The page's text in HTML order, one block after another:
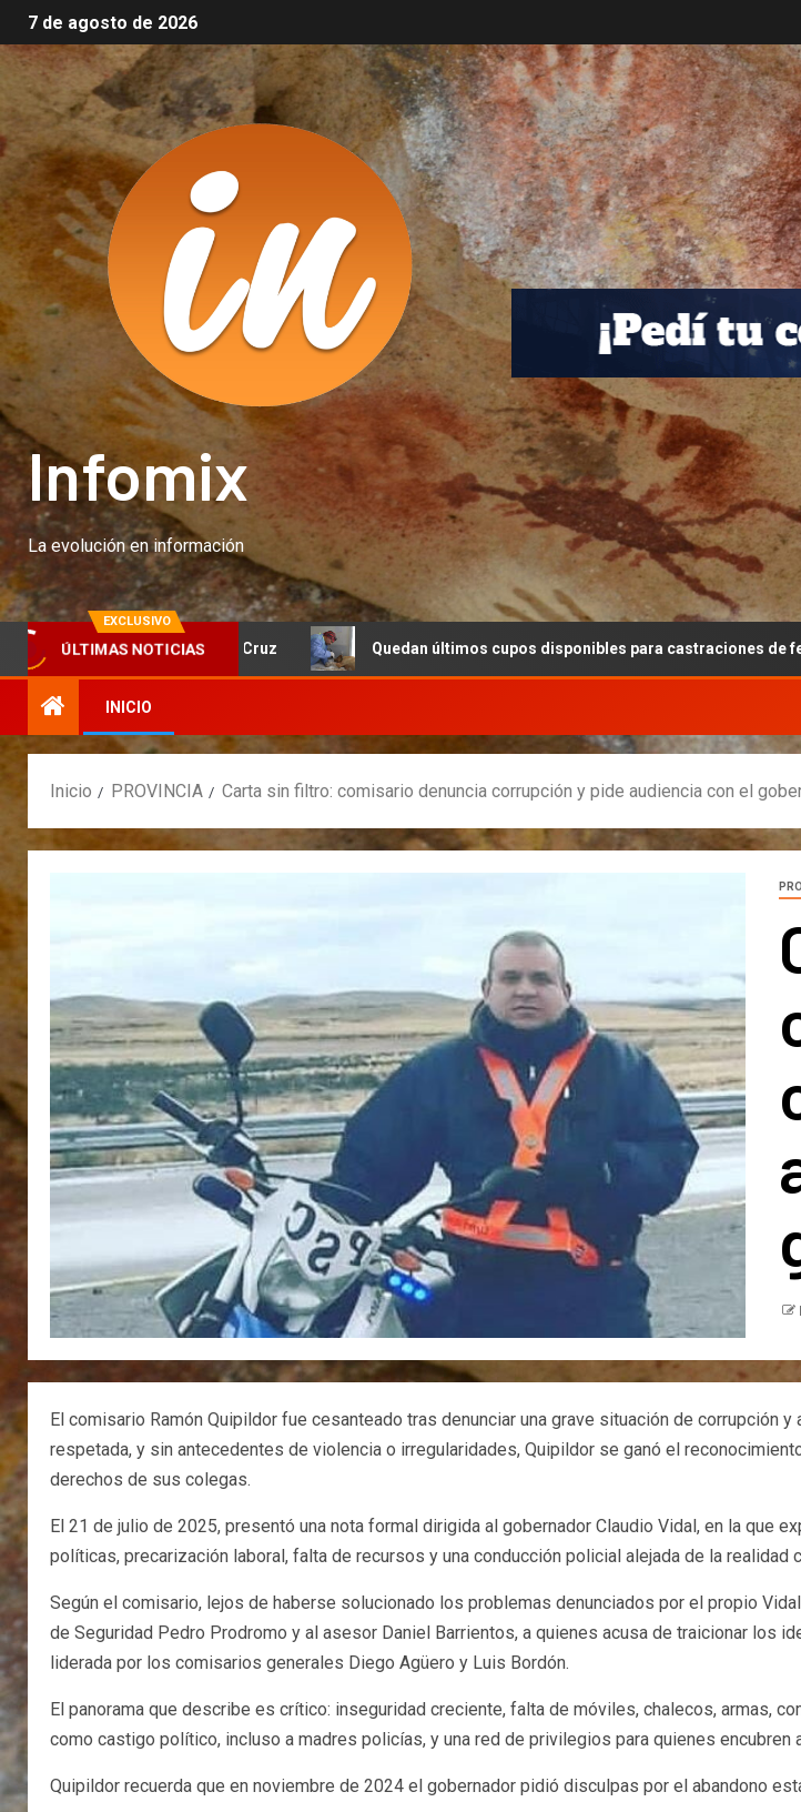
7 de agosto de 2026
Infomix
La evolución en información
EXCLUSIVO
ÚLTIMAS NOTICIAS
Banco Santa Cruz Quedan últimos cupos disponibles para castraciones de felinos y
INICIO
Inicio PROVINCIA Carta sin filtro: comisario denuncia corrupción y pide audiencia con el
El comisario Ramón Quipildor fue cesanteado tras denunciar una grave situación de corrupción
respetada, y sin antecedentes de violencia o irregularidades, Quipildor se ganó el
derechos de sus colegas.
El 21 de julio de 2025, presentó una nota formal dirigida al gobernador Claudio Vidal, en la
políticas, precarización laboral, falta de recursos y una conducción policial alejada de la realidad
Según el comisario, lejos de haberse solucionado los problemas denunciados por el propio
de Seguridad Pedro Prodromo y al asesor Daniel Barrientos, a quienes acusa de traicionar los
liderada por los comisarios generales Diego Agüero y Luis Bordón.
El panorama que describe es crítico: inseguridad creciente, falta de móviles, chalecos, armas,
como castigo político, incluso a madres policías, y una red de privilegios para quienes encubren
Quipildor recuerda que en noviembre de 2024 el gobernador pidió disculpas por el abandono